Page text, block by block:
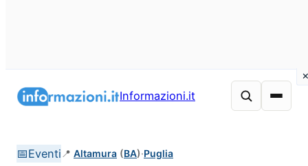
Informazioni.it
📅Eventi 📍 Altamura (BA)·Puglia